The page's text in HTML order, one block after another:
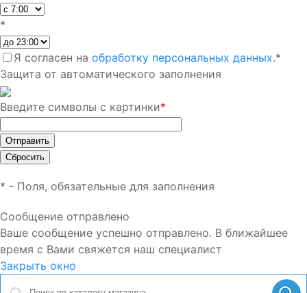
*
Я согласен на обработку персональных данных.*
Защита от автоматического заполнения
Введите символы с картинки*
* - Поля, обязательные для заполнения
Сообщение отправлено
Ваше сообщение успешно отправлено. В ближайшее
время с Вами свяжется наш специалист
Закрыть окно